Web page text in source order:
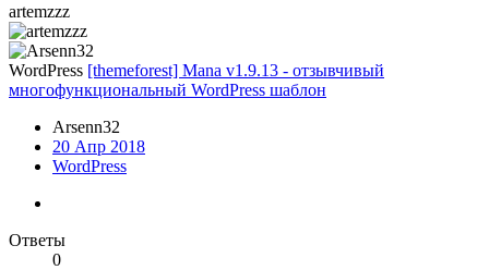
artemzzz
WordPress [themeforest] Mana v1.9.13 - отзывчивый
многофункциональный WordPress шаблон
Arsenn32
20 Апр 2018
WordPress
Ответы
0